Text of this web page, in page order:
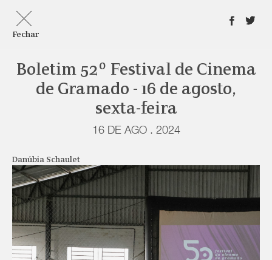
Fechar
Boletim 52º Festival de Cinema
de Gramado - 16 de agosto,
sexta-feira
16 DE AGO . 2024
Danúbia Schaulet